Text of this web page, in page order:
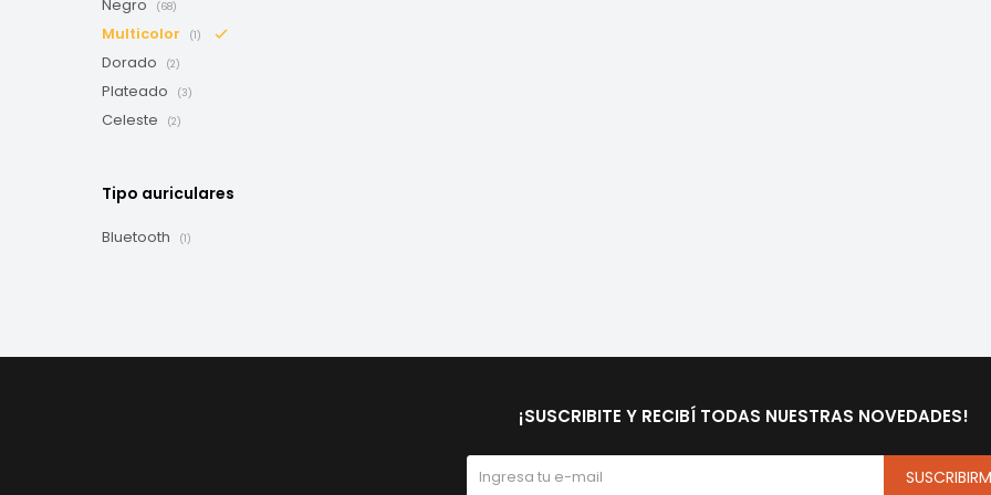
Negro (68)
Multicolor (1)
Dorado (2)
Plateado (3)
Celeste (2)
Tipo auriculares
Bluetooth (1)
¡SUSCRIBITE Y RECIBÍ TODAS NUESTRAS NOVEDADES!